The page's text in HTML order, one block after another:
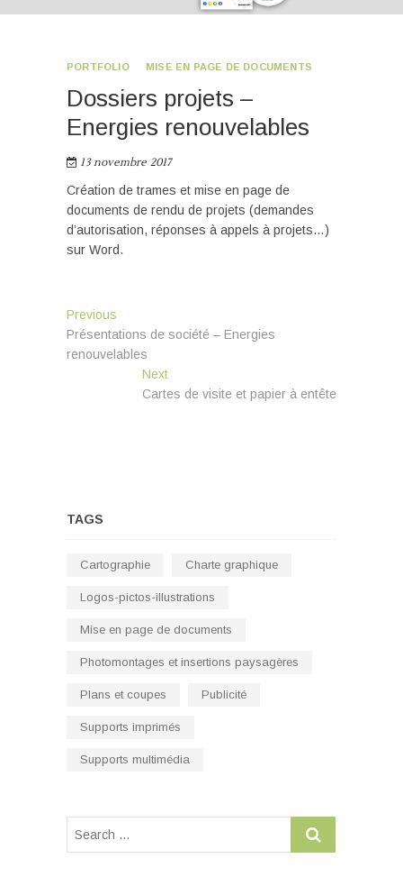
PORTFOLIO MISE EN PAGE DE DOCUMENTS
Dossiers projets –
Energies renouvelables
13 novembre 2017
Création de trames et mise en page de
documents de rendu de projets (demandes
d’autorisation, réponses à appels à projets…)
sur Word.
Navigation
de
Previous
post:
Présentations de société – Energies
renouvelables
NextNext
post:
Cartes de visite et papier à entête
TAGS
Cartographie Charte graphique
Logos-pictos-illustrations
Mise en page de documents
Photomontages et insertions paysagères
Plans et coupes Publicité
Supports imprimés
Supports multimédia